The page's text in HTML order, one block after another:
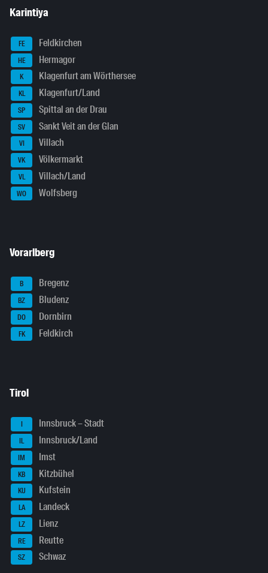
Karintiya
FE Feldkirchen
HE Hermagor
K Klagenfurt am Wörthersee
KL Klagenfurt/Land
SP Spittal an der Drau
SV Sankt Veit an der Glan
VI Villach
VK Völkermarkt
VL Villach/Land
WO Wolfsberg
Vorarlberg
B Bregenz
BZ Bludenz
DO Dornbirn
FK Feldkirch
Tirol
I Innsbruck – Stadt
IL Innsbruck/Land
IM Imst
KB Kitzbühel
KU Kufstein
LA Landeck
LZ Lienz
RE Reutte
SZ Schwaz